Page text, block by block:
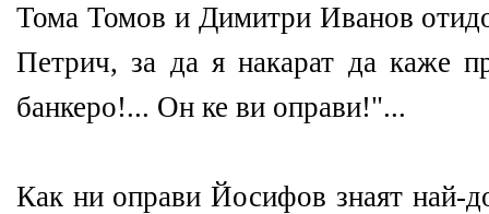
Тома Томов и Димитри Иванов
Петрич, за да я накарат да каже
банкеро!... Он ке ви оправи!"...
Как ни оправи Йосифов знаят най-